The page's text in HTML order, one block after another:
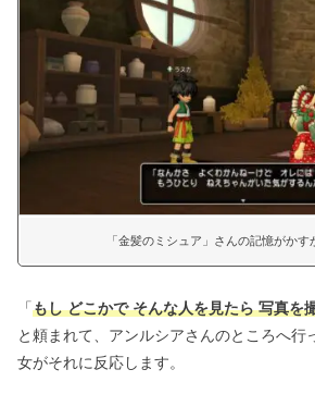
「金髪のミシュア」さんの記憶がかす
「もし どこかで そんな人を見たら 写真を
と頼まれて、アンルシアさんのところへ行
女がそれに反応します。